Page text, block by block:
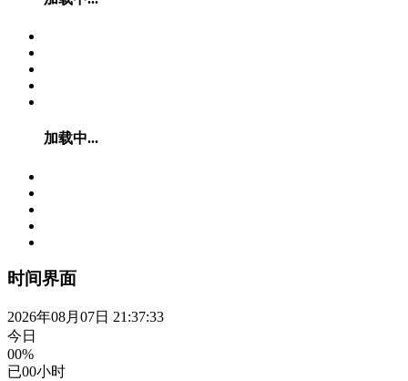
加载中...
时间界面
2026年08月07日 21:37:34
今日
00%
已00小时